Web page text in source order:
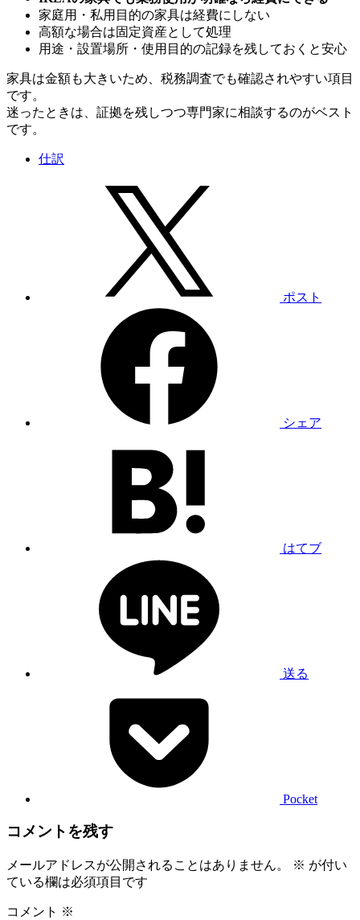
家庭用・私用目的の家具は経費にしない
高額な場合は固定資産として処理
用途・設置場所・使用目的の記録を残しておくと安心
家具は金額も大きいため、税務調査でも確認されやすい項目
です。
迷ったときは、証拠を残しつつ専門家に相談するのがベスト
です。
仕訳
ポスト
シェア
はてブ
送る
Pocket
コメントを残す
メールアドレスが公開されることはありません。 ※ が付い
ている欄は必須項目です
コメント ※